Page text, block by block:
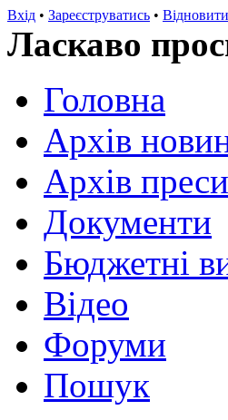
Вхід • Зареєструватись •
Ласкаво
Головна
Архів
Архів преси
Документи
Бюджетні
Відео
Форуми
Пошук